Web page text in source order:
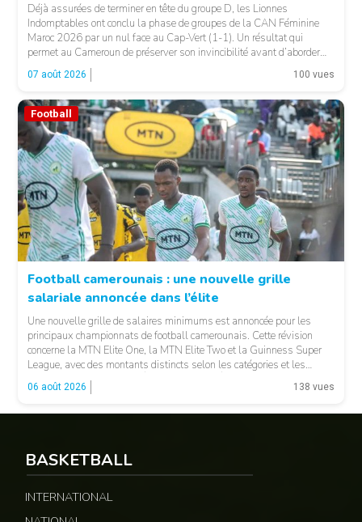
Déjà assurées de terminer en tête du groupe D, les Lionnes
Indomptables ont conclu la phase de groupes de la CAN Féminine
Maroc 2026 par un nul face au Cap-Vert (1-1). Un résultat qui
permet au Cameroun de préserver son invincibilité avant d’aborder
les choses sérieuses. Les Camerounaises ont rapidement pris le
contrôle des opérations […]
07 août 2026 100 vues
Football
Football camerounais : une nouvelle grille
salariale annoncée dans l’élite
Une nouvelle grille de salaires minimums est annoncée pour les
principaux championnats de football camerounais. Cette révision
concerne la MTN Elite One, la MTN Elite Two et la Guinness Super
League, avec des montants distincts selon les catégories et les
fonctions. LA SUITE APRÈS LA PUBLICITÉ Selon les informations
relayées par Allez Les Lions, […]
06 août 2026 138 vues
BASKETBALL
INTERNATIONAL